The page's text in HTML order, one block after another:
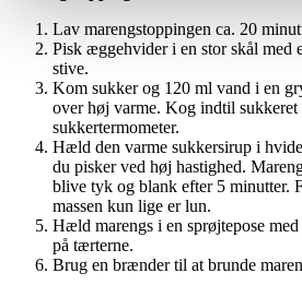
Lav marengstoppingen ca. 20
Pisk æggehvider i en stor skål med
stive.
Kom sukker og 120 ml vand i en
over høj varme. Kog indtil sukkeret
sukkertermometer.
Hæld den varme sukkersirup i
du pisker ved høj hastighed.
blive tyk og blank efter 5 minutter.
massen kun lige er lun.
Hæld marengs i en sprøjtepose
på tærterne.
Brug en brænder til at brunde